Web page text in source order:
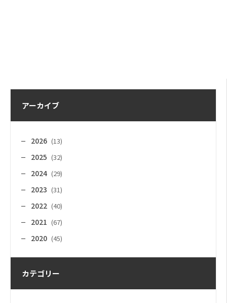
アーカイブ
2026 (13)
2025 (32)
2024 (29)
2023 (31)
2022 (40)
2021 (67)
2020 (45)
カテゴリー